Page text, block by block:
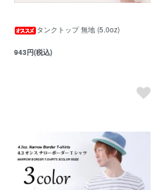
タンクトップ 無地 (5.0oz)
943円(税込)